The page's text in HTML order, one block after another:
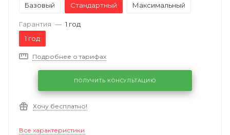
Базовый
Стандартный Максимальный
Гарантия — 1 год
1 год
Подробнее о тарифах
ПОЛУЧИТЬ КОНСУЛЬТАЦИЮ
Хочу бесплатно!
Все характеристики